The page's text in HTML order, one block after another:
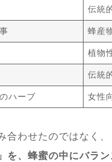
伝統
蜂産
植物
伝統
ハーブ 女性
合わせたのではなく、
を、蜂蜜の中にバラ